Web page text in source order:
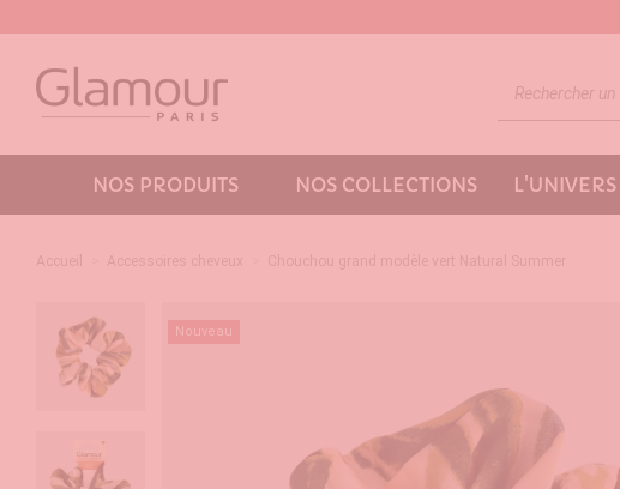
NOS PRODUITS NOS COLLECTIONS
Nouveau